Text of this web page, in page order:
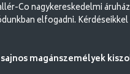
Co nagykereskedelmi
elfogadni.
magánszemélyek